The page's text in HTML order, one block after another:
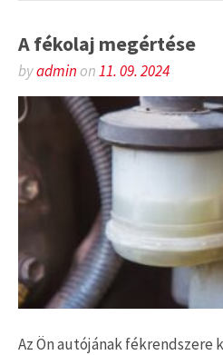
A fékolaj megértése
byadminon11. 09. 2024
Az Ön autójának fékrendszere